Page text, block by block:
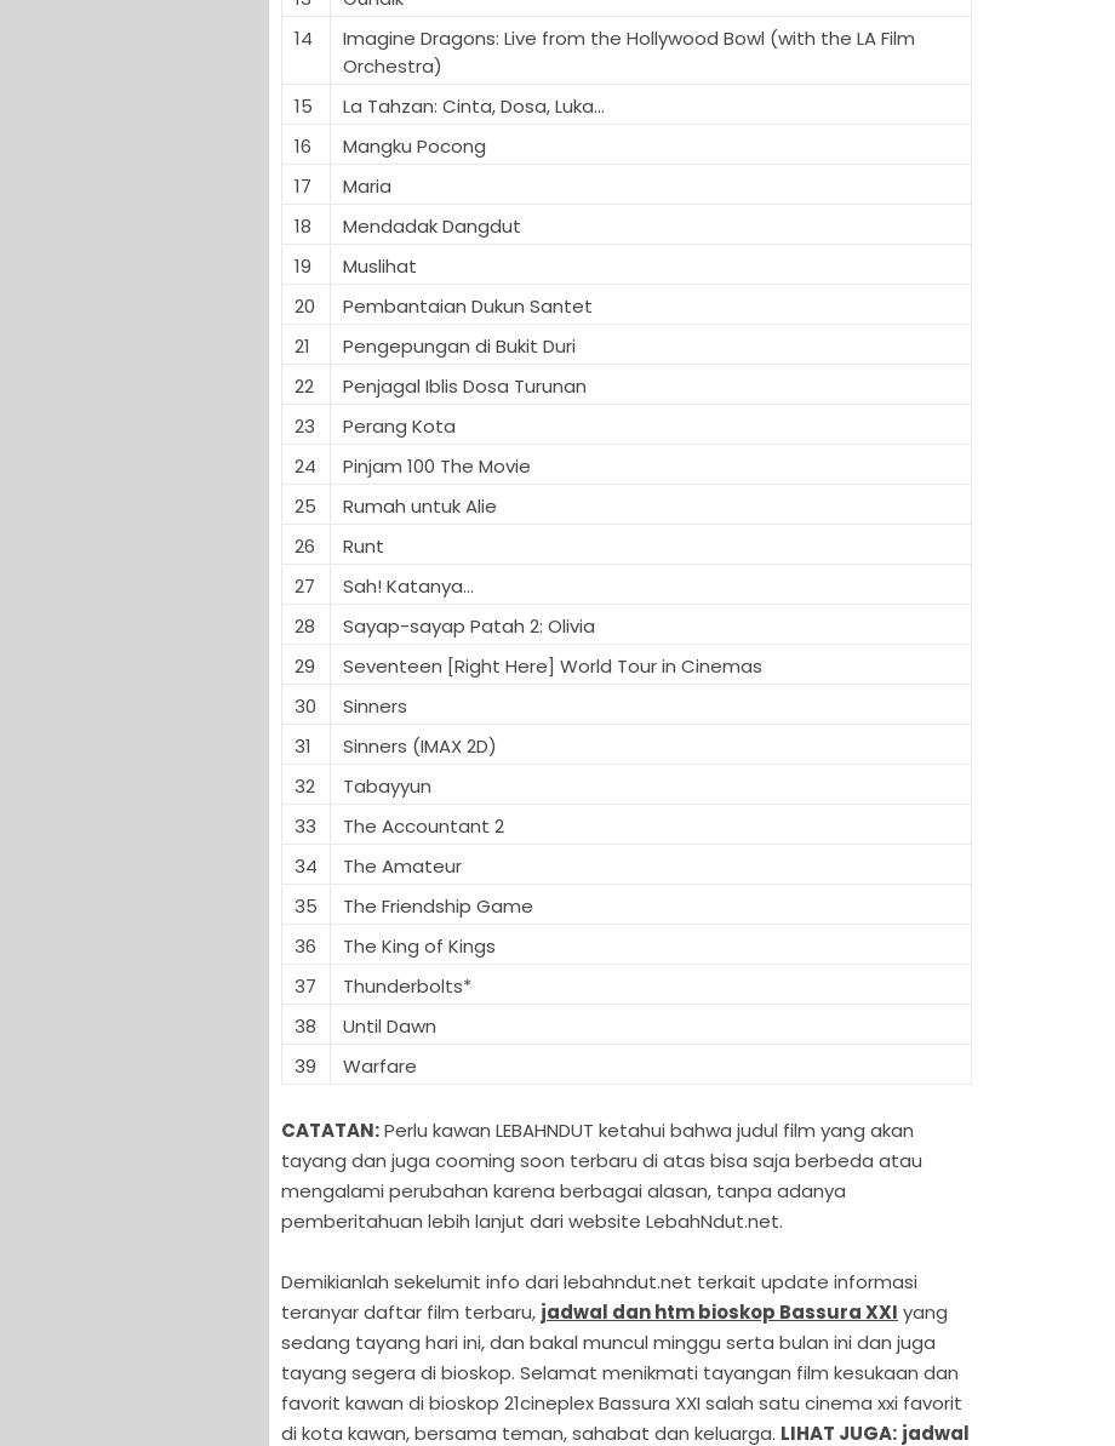
14
Imagine Dragons: Live from the Hollywood Bowl (with the LA Film
Orchestra)
15
La Tahzan: Cinta, Dosa, Luka...
16
Mangku Pocong
17
Maria
18
Mendadak Dangdut
19
Muslihat
20
Pembantaian Dukun Santet
21
Pengepungan di Bukit Duri
22
Penjagal Iblis Dosa Turunan
23
Perang Kota
24
Pinjam 100 The Movie
25
Rumah untuk Alie
26
Runt
27
Sah! Katanya...
28
Sayap-sayap Patah 2: Olivia
29
Seventeen [Right Here] World Tour in Cinemas
30
Sinners
31
Sinners (IMAX 2D)
32
Tabayyun
33
The Accountant 2
34
The Amateur
35
The Friendship Game
36
The King of Kings
37
Thunderbolts*
38
Until Dawn
39
Warfare
CATATAN:Perlu kawan LEBAHNDUT ketahui bahwa judul film yang akan
tayang dan juga cooming soon terbaru di atas bisa saja berbeda atau
mengalami perubahan karena berbagai alasan, tanpa adanya
pemberitahuan lebih lanjut dari website LebahNdut.net.
Demikianlah sekelumit info dari lebahndut.net terkait update informasi
teranyar daftar film terbaru, jadwal dan htm bioskop Bassura XXI yang
sedang tayang hari ini, dan bakal muncul minggu serta bulan ini dan juga
tayang segera di bioskop. Selamat menikmati tayangan film kesukaan dan
favorit kawan di bioskop 21cineplex Bassura XXI salah satu cinema xxi favorit
di kota kawan, bersama teman, sahabat dan keluarga. LIHAT JUGA: jadwal